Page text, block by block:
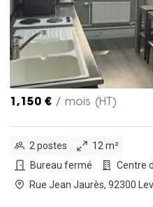
1,150 € / mois (HT)
2 postes
12 m²
Bureau fermé
Centre
Rue Jean